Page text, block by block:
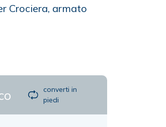
Crociera, armato
converti in
piedi